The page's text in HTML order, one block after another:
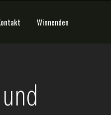
Winnenden